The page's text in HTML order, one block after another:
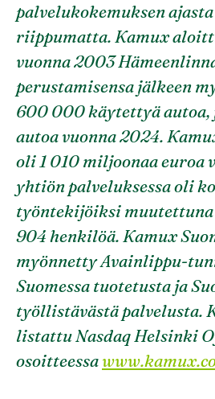
palvelukokemuksen
riippumatta. Kamux
vuonna 2003
perustamisensa jälkeen
600 000 käytettyä autoa,
autoa vuonna 2024.
oli 1 010 miljoonaa euroa
yhtiön palveluksessa oli
työntekijöiksi
904 henkilöä. Kamux
myönnetty Avainlippu-
Suomessa tuotetusta ja
työllistävästä palvelusta.
listattu Nasdaq Helsinki
osoitteessa